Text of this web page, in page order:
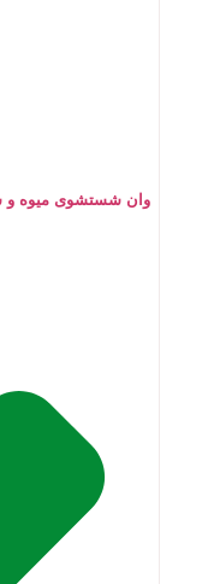
وان شستشوی میوه و